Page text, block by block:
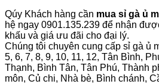
Qúy Khách hàng cần mua sỉ gà ủ
hệ ngay 0901.135.239 để nhận
khấu và giá ưu đãi cho đại lý.
Chúng tôi chuyên cung cấp sỉ gà ủ
5, 6, 7, 8, 9, 10, 11, 12, Tân Bình,
Thạnh, Bình Tân, Tân Phú, Thành
môn, Củ chi, Nhà bè, Bình chánh,